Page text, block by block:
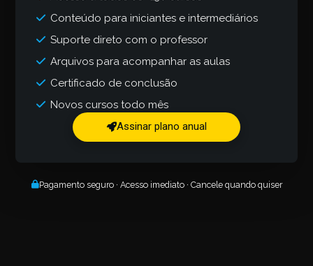
Conteúdo para iniciantes e intermediários
Suporte direto com o professor
Arquivos para acompanhar as aulas
Certificado de conclusão
Novos cursos todo mês
Assinar plano anual
Pagamento seguro · Acesso imediato · Cancele quando quiser